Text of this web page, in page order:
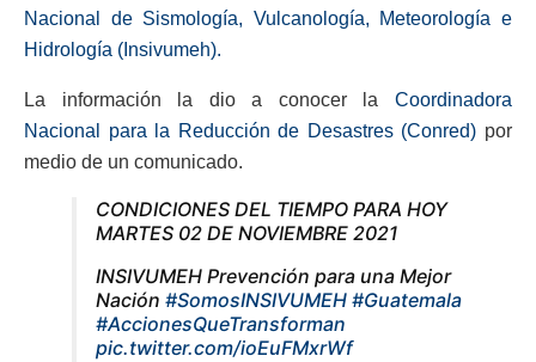
Nacional de Sismología, Vulcanología, Meteorología e
Hidrología (Insivumeh).
La información la dio a conocer la Coordinadora
Nacional para la Reducción de Desastres (Conred) por
medio de un comunicado.
CONDICIONES DEL TIEMPO PARA HOY
MARTES 02 DE NOVIEMBRE 2021
INSIVUMEH Prevención para una Mejor
Nación #SomosINSIVUMEH #Guatemala
#AccionesQueTransforman
pic.twitter.com/ioEuFMxrWf